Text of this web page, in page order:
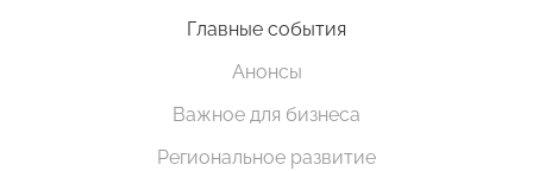
Главные события
Анонсы
Важное для бизнеса
Региональное развитие